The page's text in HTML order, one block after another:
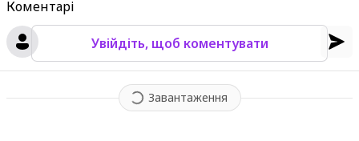
Коментарі
Увійдіть, щоб коментувати
Завантаження